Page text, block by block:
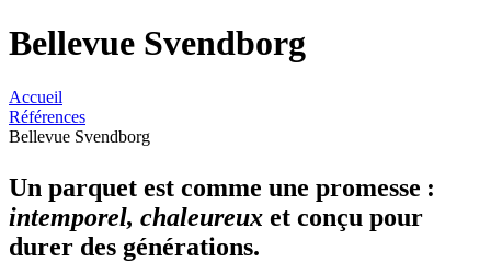
Bellevue Svendborg
Accueil
Références
Bellevue Svendborg
Un parquet est comme une promesse :
intemporel, chaleureux et conçu pour
durer des générations.